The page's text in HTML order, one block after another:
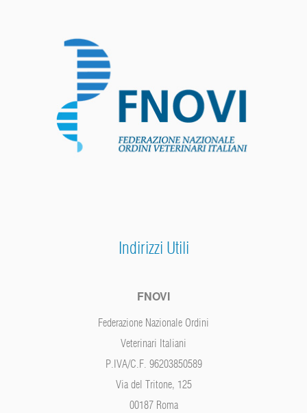
Indirizzi Utili
FNOVI
Federazione Nazionale Ordini
Veterinari Italiani
P.IVA/C.F. 96203850589
Via del Tritone, 125
00187 Roma